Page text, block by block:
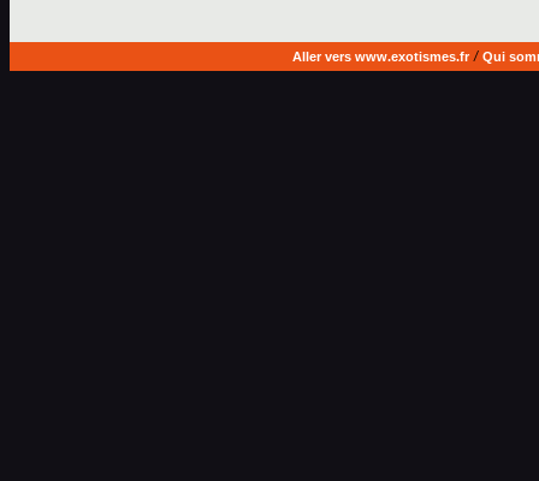
Aller vers www.exotismes.fr/ Qui